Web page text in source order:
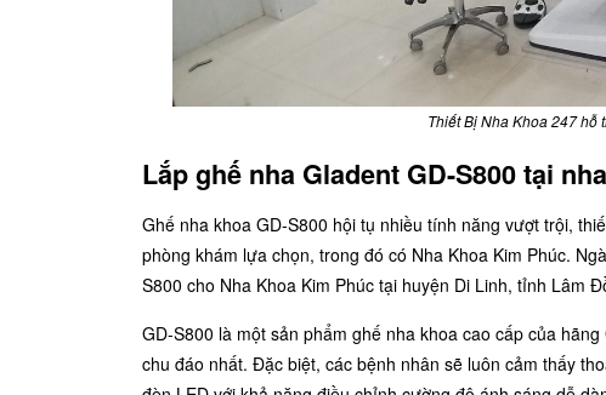
Thiết Bị Nha Khoa 247 hỗ
Lắp ghế nha Gladent GD-S800 tại
Ghế nha khoa GD-S800 hội tụ nhiều tính năng vượt trội,
phòng khám lựa chọn, trong đó có Nha Khoa Kim Phúc.
S800 cho Nha Khoa Kim Phúc tại huyện Di Linh, tỉnh Lâm
GD-S800 là một sản phẩm ghế nha khoa cao cấp của
chu đáo nhất. Đặc biệt, các bệnh nhân sẽ luôn cảm thấy